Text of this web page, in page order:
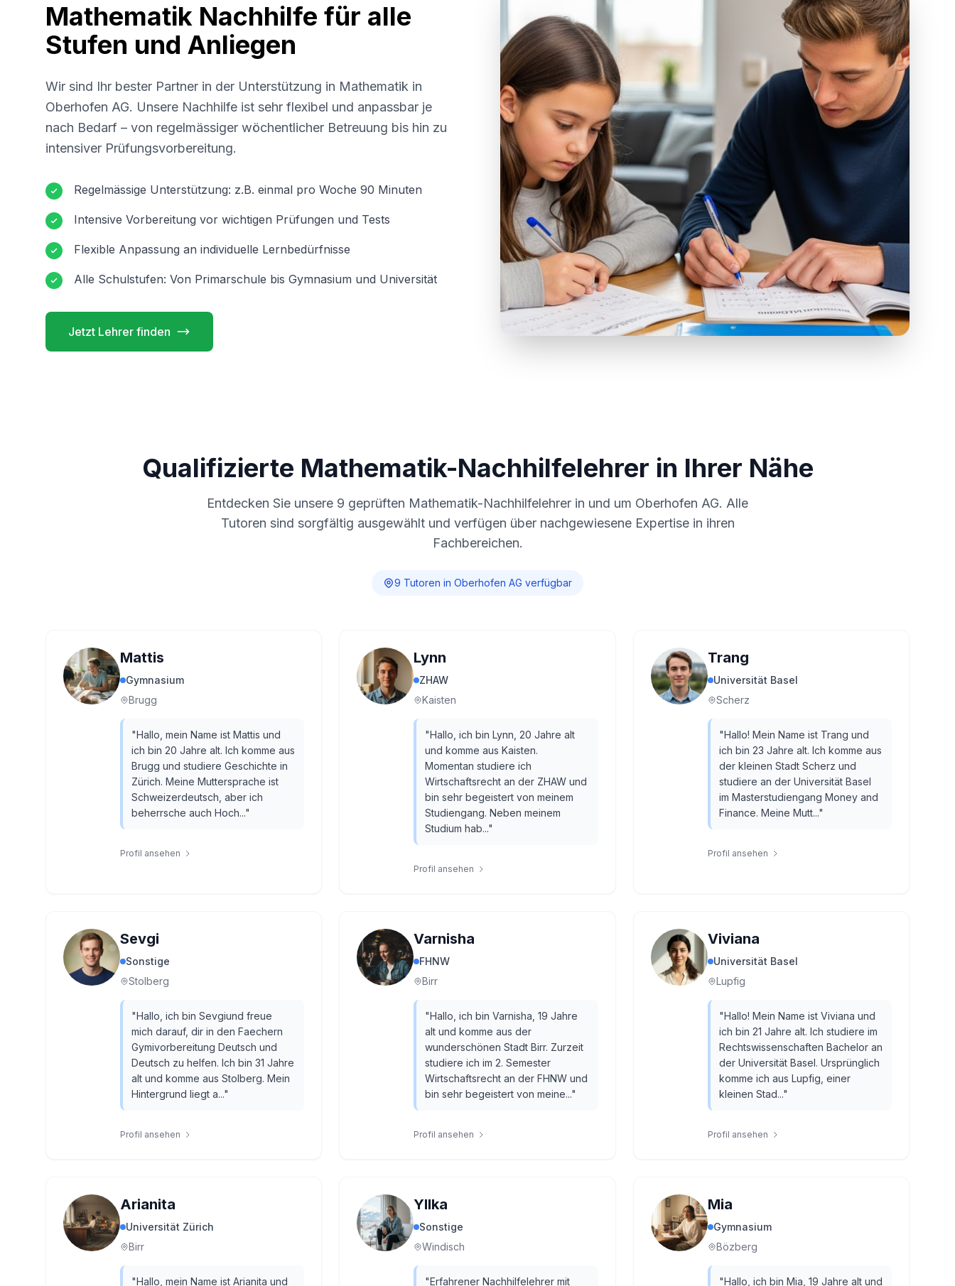
Mathematik Nachhilfe für alle
Stufen und Anliegen
Wir sind Ihr bester Partner in der Unterstützung in Mathematik in
Oberhofen AG. Unsere Nachhilfe ist sehr flexibel und anpassbar je
nach Bedarf – von regelmässiger wöchentlicher Betreuung bis hin zu
intensiver Prüfungsvorbereitung.
Regelmässige Unterstützung: z.B. einmal pro Woche 90 Minuten
Intensive Vorbereitung vor wichtigen Prüfungen und Tests
Flexible Anpassung an individuelle Lernbedürfnisse
Alle Schulstufen: Von Primarschule bis Gymnasium und Universität
Jetzt Lehrer finden
Qualifizierte Mathematik-Nachhilfelehrer in Ihrer Nähe
Entdecken Sie unsere 9 geprüften Mathematik-Nachhilfelehrer in und um Oberhofen AG. Alle
Tutoren sind sorgfältig ausgewählt und verfügen über nachgewiesene Expertise in ihren
Fachbereichen.
9 Tutoren in Oberhofen AG verfügbar
Mattis
Gymnasium
Brugg
"Hallo, mein Name ist Mattis und
ich bin 20 Jahre alt. Ich komme aus
Brugg und studiere Geschichte in
Zürich. Meine Muttersprache ist
Schweizerdeutsch, aber ich
beherrsche auch Hoch..."
Profil ansehen
Lynn
ZHAW
Kaisten
"Hallo, ich bin Lynn, 20 Jahre alt
und komme aus Kaisten.
Momentan studiere ich
Wirtschaftsrecht an der ZHAW und
bin sehr begeistert von meinem
Studiengang. Neben meinem
Studium hab..."
Profil ansehen
Trang
Universität Basel
Scherz
"Hallo! Mein Name ist Trang und
ich bin 23 Jahre alt. Ich komme aus
der kleinen Stadt Scherz und
studiere an der Universität Basel
im Masterstudiengang Money and
Finance. Meine Mutt..."
Profil ansehen
Sevgi
Sonstige
Stolberg
"Hallo, ich bin Sevgiund freue
mich darauf, dir in den Faechern
Gymivorbereitung Deutsch und
Deutsch zu helfen. Ich bin 31 Jahre
alt und komme aus Stolberg. Mein
Hintergrund liegt a..."
Profil ansehen
Varnisha
FHNW
Birr
"Hallo, ich bin Varnisha, 19 Jahre
alt und komme aus der
wunderschönen Stadt Birr. Zurzeit
studiere ich im 2. Semester
Wirtschaftsrecht an der FHNW und
bin sehr begeistert von meine..."
Profil ansehen
Viviana
Universität Basel
Lupfig
"Hallo! Mein Name ist Viviana und
ich bin 21 Jahre alt. Ich studiere im
Rechtswissenschaften Bachelor an
der Universität Basel. Ursprünglich
komme ich aus Lupfig, einer
kleinen Stad..."
Profil ansehen
Arianita
Universität Zürich
Birr
"Hallo, mein Name ist Arianita und
Yllka
Sonstige
Windisch
"Erfahrener Nachhilfelehrer mit
Mia
Gymnasium
Bözberg
"Hallo, ich bin Mia, 19 Jahre alt und